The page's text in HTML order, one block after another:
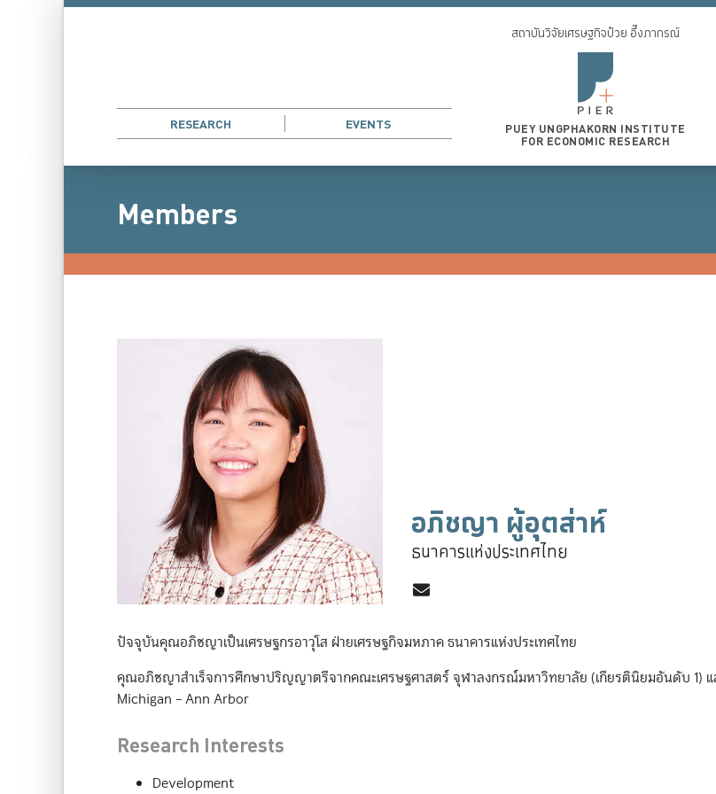
RESEARCH EVENTS
สถาบันวิจัยเศรษฐกิจป๋วย อึ๊งภากรณ์
PUEY UNGPHAKORN INSTITUTE
FOR ECONOMIC RESEARCH
Members
อภิชญา ผู้อุตส่าห์
ธนาคารแห่งประเทศไทย
ปัจจุบันคุณอภิชญาเป็นเศรษฐกรอาวุโส ฝ่ายเศรษฐกิจมหภาค ธนาคารแห่งประเทศไทย
คุณอภิชญาสำเร็จการศึกษาปริญญาตรีจากคณะเศรษฐศาสตร์ จุฬาลงกรณ์มหาวิทยาลัย (เกียรตินิยมอันดับ 1)
Michigan – Ann Arbor
Research Interests
Development